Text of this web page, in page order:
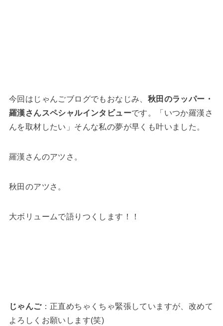
今回はじゃんごブログでもおなじみ、 秋田のラッパー・
羅漢さんスペシャルインタビューです。「いつか羅漢さ
んを取材したい」そんな私の夢が早くも叶いました。
羅漢さんのアツさ。
秋田のアツさ。
大ボリュームで語りつくします！！
じゃんご：正直めちゃくちゃ緊張していますが、改めて
よろしくお願いします(笑)